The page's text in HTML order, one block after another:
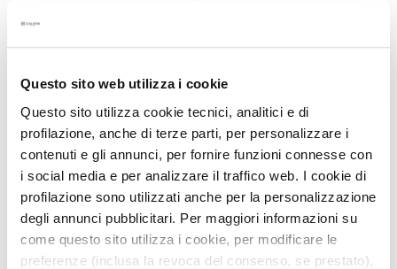
Questo sito web utilizza i cookie
Questo sito utilizza cookie tecnici, analitici e di
profilazione, anche di terze parti, per personalizzare i
contenuti e gli annunci, per fornire funzioni connesse con
i social media e per analizzare il traffico web. I cookie di
profilazione sono utilizzati anche per la personalizzazione
degli annunci pubblicitari. Per maggiori informazioni su
come questo sito utilizza i cookie, per modificare le
preferenze (inclusa la revoca del consenso, se prestato),
a
i
s
C
l
e
a
n
s
PHYTO-KERATIN FILLER
Intensive pre-shampoo
restructuring treatment.
For damaged, brittle hair
€30.00